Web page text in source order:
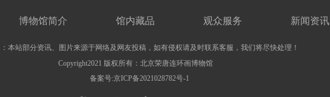
博物馆简介 馆内藏品 观众服务 新闻资讯
本站部分资讯、图片来源于网络及网友投稿，如有侵权请及时联系客服，我们将尽快处理！
Copyright2021 版权所有：北京荣唐连环画博物馆
备案号:京ICP备2021028782号-1